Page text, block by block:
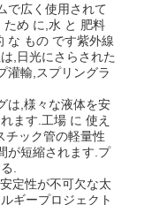
で広く使用されて
ため に,水 と 肥料
な もの です紫外線
,日光にさらされた
灌輸,スプリングラ
は,様々な液体を安
ます.工場 に 使え
チック管の軽量性
が短縮されます.プ
.
定性が不可欠な太
ギープロジェクト